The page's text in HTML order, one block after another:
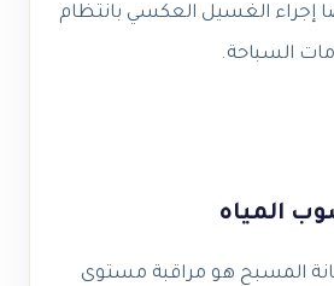
إجراء الغسيل العكسي بانتظام
السباحة.
المسبح هو مراقبة مستوى